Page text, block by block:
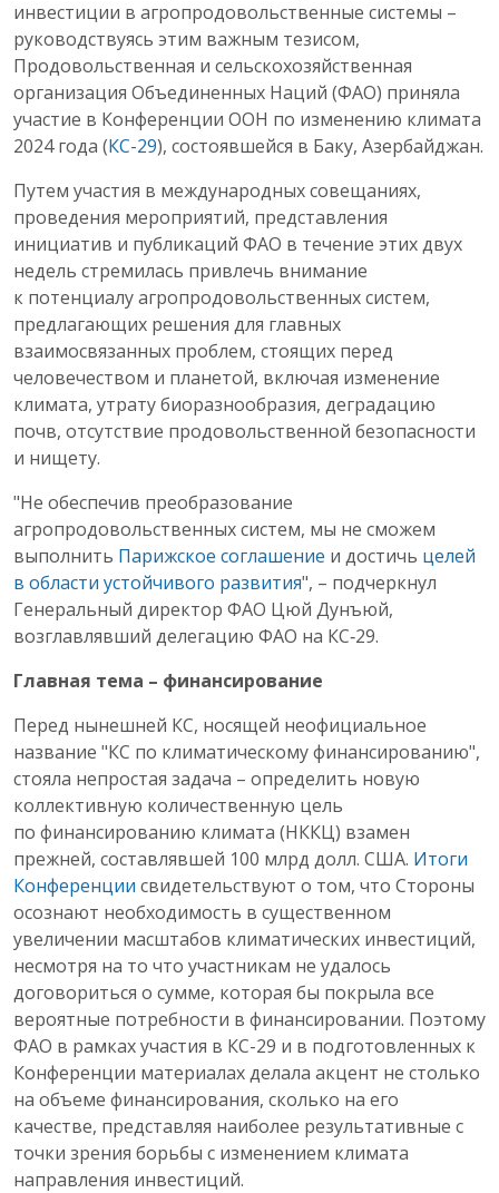
инвестиции в агропродовольственные системы –
руководствуясь этим важным тезисом,
Продовольственная и сельскохозяйственная
организация Объединенных Наций (ФАО) приняла
участие в Конференции ООН по изменению климата
2024 года (КС-29), состоявшейся в Баку, Азербайджан.
Путем участия в международных совещаниях,
проведения мероприятий, представления
инициатив и публикаций ФАО в течение этих двух
недель стремилась привлечь внимание
к потенциалу агропродовольственных систем,
предлагающих решения для главных
взаимосвязанных проблем, стоящих перед
человечеством и планетой, включая изменение
климата, утрату биоразнообразия, деградацию
почв, отсутствие продовольственной безопасности
и нищету.
"Не обеспечив преобразование
агропродовольственных систем, мы не сможем
выполнить Парижское соглашение и достичь целей
в области устойчивого развития", – подчеркнул
Генеральный директор ФАО Цюй Дунъюй,
возглавлявший делегацию ФАО на КС‑29.
Главная тема – финансирование
Перед нынешней КС, носящей неофициальное
название "КС по климатическому финансированию",
стояла непростая задача – определить новую
коллективную количественную цель
по финансированию климата (НККЦ) взамен
прежней, составлявшей 100 млрд долл. США. Итоги
Конференции свидетельствуют о том, что Стороны
осознают необходимость в существенном
увеличении масштабов климатических инвестиций,
несмотря на то что участникам не удалось
договориться о сумме, которая бы покрыла все
вероятные потребности в финансировании. Поэтому
ФАО в рамках участия в КС-29 и в подготовленных к
Конференции материалах делала акцент не столько
на объеме финансирования, сколько на его
качестве, представляя наиболее результативные с
точки зрения борьбы с изменением климата
направления инвестиций.